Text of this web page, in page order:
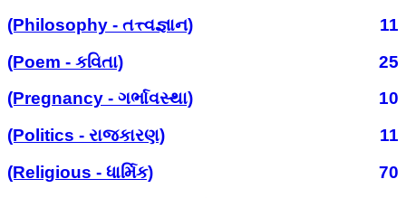
(Philosophy - તત્ત્વજ્ઞાન)
11
(Poem - કવિતા)
25
(Pregnancy - ગર્ભાવસ્થા)
10
(Politics - રાજકારણ)
11
(Religious - ધાર્મિક)
70